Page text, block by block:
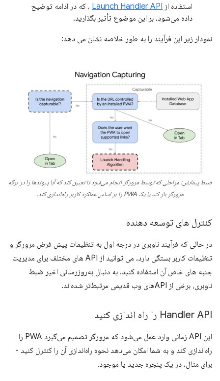
استفاده از Launch Handler API ، که در ادامه توضیح
داده می‌شود، بر این موضوع تأثیر بگذارید.
نمودار زیر این فرآیند را به طور خلاصه نشان می دهد:
ضبط پیمایش: مراحلی که توسط مرورگر انجام می‌شود تا تعیین کند که آیا پیوندها را در برگه
مرورگر باز کند یا یک PWA را بر اساس عملکرد کاربر راه‌اندازی کند.
کنترل های توسعه دهنده
در حالی که فرآیند ناوبری در درجه اول به تنظیمات پیش فرض مرورگر و
تنظیمات کاربر بستگی دارد، می توانید از API های مختلف برای مدیریت
جنبه های خاص آن استفاده کنید. به دنبال به‌روزرسانی اخیر ضبط
ناوبری، برخی از APIهای وب قدیمی مرتبط‌تر شده‌اند.
Handler API را راه اندازی کنید
این API زمانی وارد عمل می‌شود که مرورگر تصمیم می‌گیرد PWA را
راه‌اندازی کند و به شما امکان می‌دهد نحوه راه‌اندازی آن را کنترل کنید -
برای مثال، در یک پنجره جدید یا موجود.